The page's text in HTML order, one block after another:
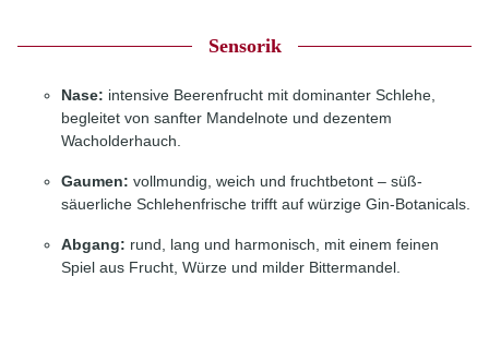
Sensorik
Nase: intensive Beerenfrucht mit dominanter Schlehe,
begleitet von sanfter Mandelnote und dezentem
Wacholderhauch.
Gaumen: vollmundig, weich und fruchtbetont – süß-
säuerliche Schlehenfrische trifft auf würzige Gin-Botanicals.
Abgang: rund, lang und harmonisch, mit einem feinen
Spiel aus Frucht, Würze und milder Bittermandel.